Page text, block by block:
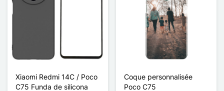
Xiaomi Redmi 14C / Poco
C75 Funda de silicona
Coque personnalisée
Poco C75